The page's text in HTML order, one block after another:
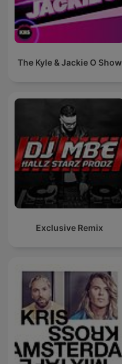
The Kyle & Jackie O Show
Exclusive Remix